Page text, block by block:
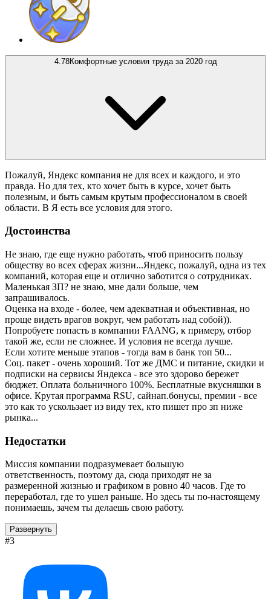
4.78Комфортные условия труда за 2020 год
Пожалуй, Яндекс компания не для всех и каждого, и это
правда. Но для тех, кто хочет быть в курсе, хочет быть
полезным, и быть самым крутым профессионалом в своей
области. В Я есть все условия для этого.
Достоинства
Не знаю, где еще нужно работать, чтоб приносить пользу
обществу во всех сферах жизни...Яндекс, пожалуй, одна из тех
компаний, которая еще и отлично заботится о сотрудниках.
Маленькая ЗП? не знаю, мне дали больше, чем
запрашивалось.
Оценка на входе - более, чем адекватная и объективная, но
проще видеть врагов вокруг, чем работать над собой)).
Попробуете попасть в компании FAANG, к примеру, отбор
такой же, если не сложнее. И условия не всегда лучше.
Если хотите меньше этапов - тогда вам в банк топ 50...
Соц. пакет - очень хороший. Тот же ДМС и питание, скидки и
подписки на сервисы Яндекса - все это здорово бережет
бюджет. Оплата больничного 100%. Бесплатные вкусняшки в
офисе. Крутая программа RSU, сайнап.бонусы, премии - все
это как то ускользает из виду тех, кто пишет про зп ниже
рынка...
Недостатки
Миссия компании подразумевает большую
ответственность, поэтому да, сюда приходят не за
размеренной жизнью и графиком в ровно 40 часов. Где то
переработал, где то ушел раньше. Но здесь ты по-настоящему
понимаешь, зачем ты делаешь свою работу.
Развернуть
#3